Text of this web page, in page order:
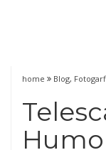
home Blog,